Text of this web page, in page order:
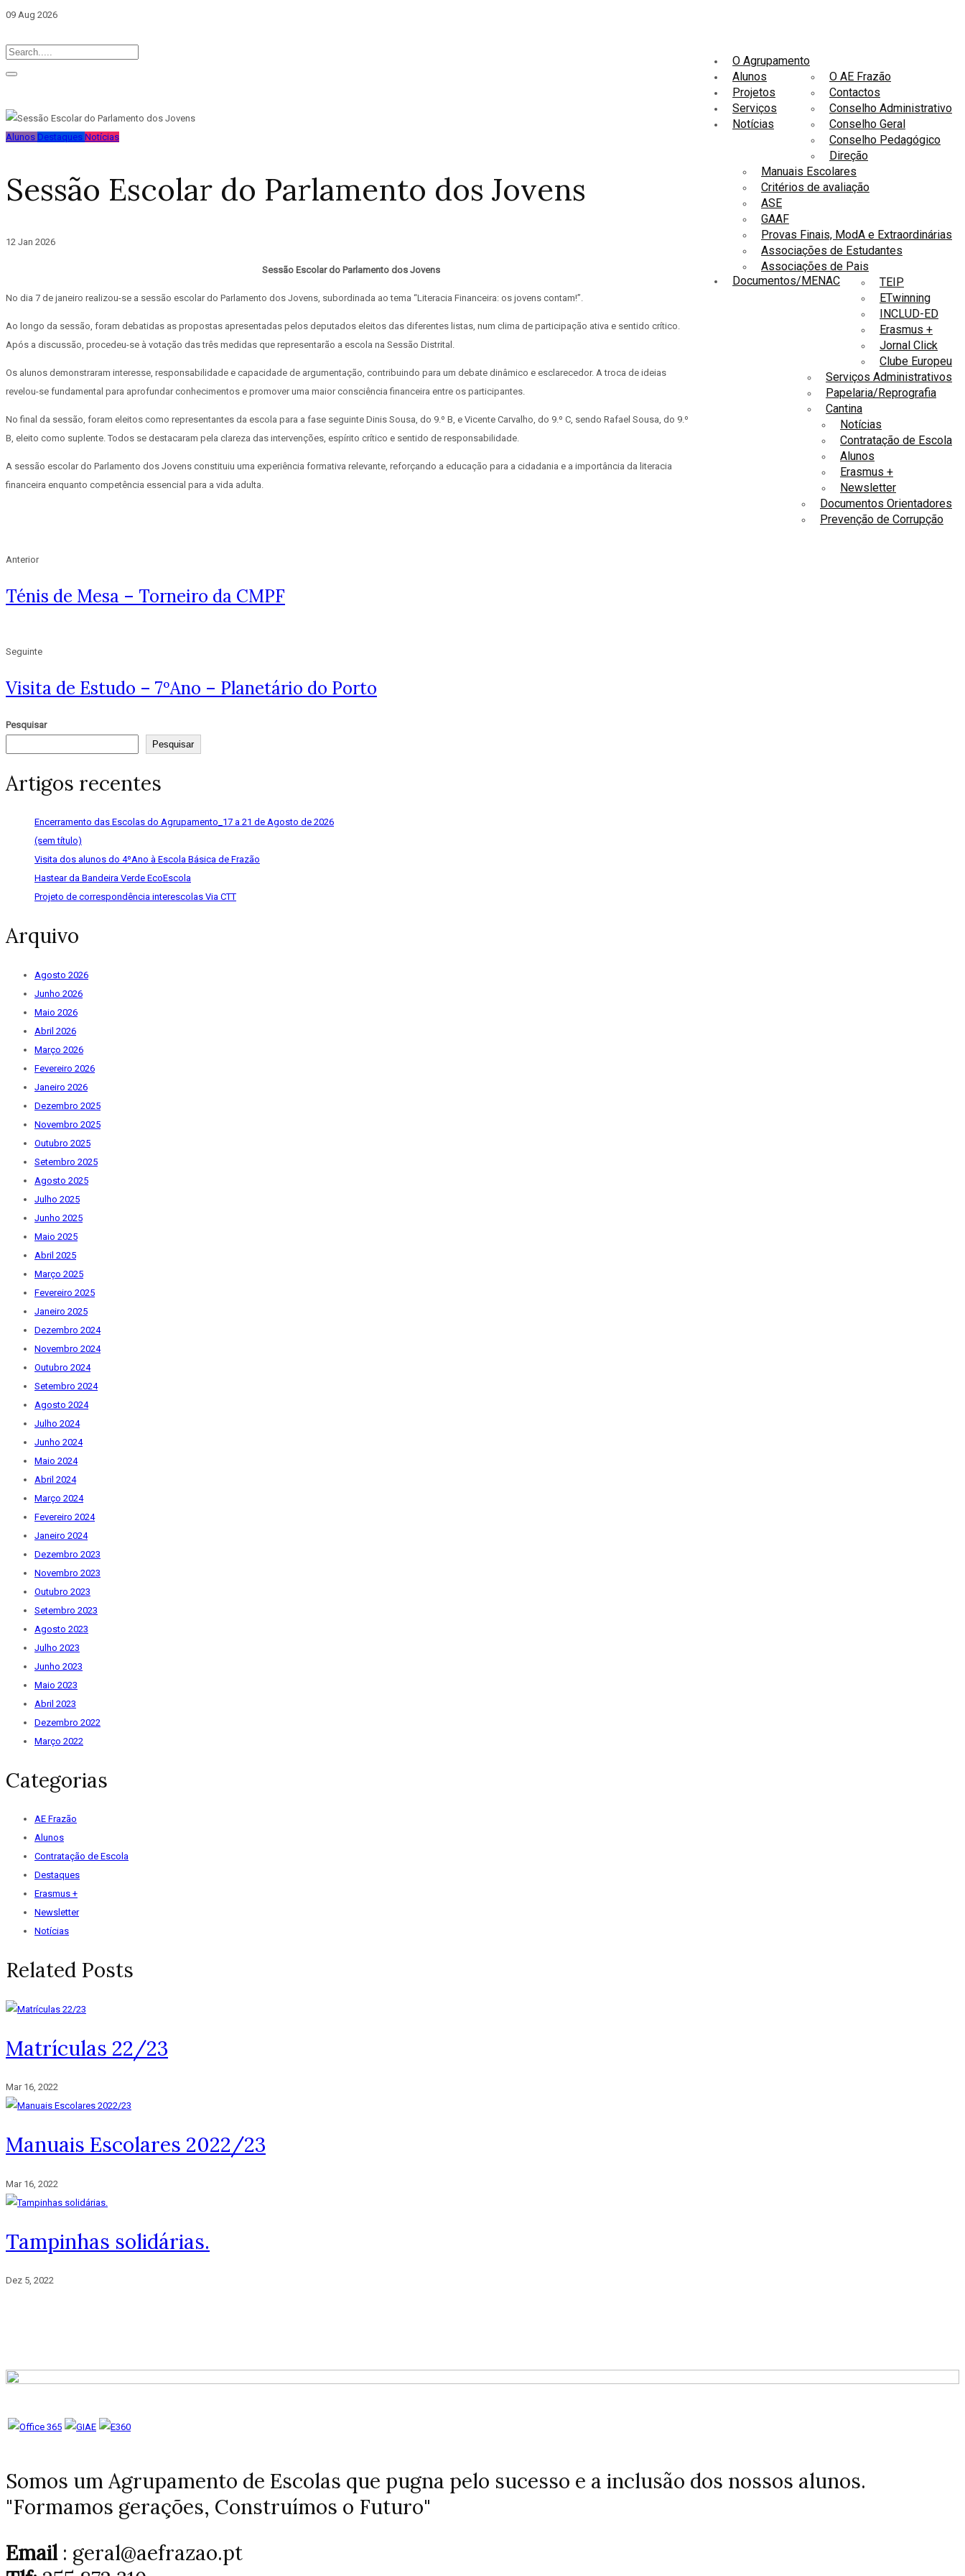
09 Aug 2026
O Agrupamento
O AE Frazão
Contactos
Conselho Administrativo
Conselho Geral
Conselho Pedagógico
Direção
Alunos
Manuais Escolares
Critérios de avaliação
ASE
GAAF
Provas Finais, ModA e Extraordinárias
Associações de Estudantes
Associações de Pais
Projetos
TEIP
ETwinning
INCLUD-ED
Erasmus +
Jornal Click
Clube Europeu
Serviços
Serviços Administrativos
Papelaria/Reprografia
Cantina
Notícias
Notícias
Contratação de Escola
Alunos
Erasmus +
Newsletter
Documentos/MENAC
Documentos Orientadores
Prevenção de Corrupção
Alunos Destaques Notícias
Sessão Escolar do Parlamento dos Jovens
12 Jan 2026
Sessão Escolar do Parlamento dos Jovens
No dia 7 de janeiro realizou-se a sessão escolar do Parlamento dos Jovens, subordinada ao tema “Literacia Financeira: os jovens contam!”.
Ao longo da sessão, foram debatidas as propostas apresentadas pelos deputados eleitos das diferentes listas, num clima de participação ativa e sentido crítico.
Após a discussão, procedeu-se à votação das três medidas que representarão a escola na Sessão Distrital.
Os alunos demonstraram interesse, responsabilidade e capacidade de argumentação, contribuindo para um debate dinâmico e esclarecedor. A troca de ideias
revelou-se fundamental para aprofundar conhecimentos e promover uma maior consciência financeira entre os participantes.
No final da sessão, foram eleitos como representantes da escola para a fase seguinte Dinis Sousa, do 9.º B, e Vicente Carvalho, do 9.º C, sendo Rafael Sousa, do 9.º
B, eleito como suplente. Todos se destacaram pela clareza das intervenções, espírito crítico e sentido de responsabilidade.
A sessão escolar do Parlamento dos Jovens constituiu uma experiência formativa relevante, reforçando a educação para a cidadania e a importância da literacia
financeira enquanto competência essencial para a vida adulta.
Anterior
Ténis de Mesa – Torneiro da CMPF
Seguinte
Visita de Estudo – 7ºAno – Planetário do Porto
Pesquisar
Pesquisar
Artigos recentes
Encerramento das Escolas do Agrupamento_17 a 21 de Agosto de 2026
(sem título)
Visita dos alunos do 4ºAno à Escola Básica de Frazão
Hastear da Bandeira Verde EcoEscola
Projeto de correspondência interescolas Via CTT
Arquivo
Agosto 2026
Junho 2026
Maio 2026
Abril 2026
Março 2026
Fevereiro 2026
Janeiro 2026
Dezembro 2025
Novembro 2025
Outubro 2025
Setembro 2025
Agosto 2025
Julho 2025
Junho 2025
Maio 2025
Abril 2025
Março 2025
Fevereiro 2025
Janeiro 2025
Dezembro 2024
Novembro 2024
Outubro 2024
Setembro 2024
Agosto 2024
Julho 2024
Junho 2024
Maio 2024
Abril 2024
Março 2024
Fevereiro 2024
Janeiro 2024
Dezembro 2023
Novembro 2023
Outubro 2023
Setembro 2023
Agosto 2023
Julho 2023
Junho 2023
Maio 2023
Abril 2023
Dezembro 2022
Março 2022
Categorias
AE Frazão
Alunos
Contratação de Escola
Destaques
Erasmus +
Newsletter
Notícias
Related Posts
Matrículas 22/23
Mar 16, 2022
Manuais Escolares 2022/23
Mar 16, 2022
Tampinhas solidárias.
Dez 5, 2022
Somos um Agrupamento de Escolas que pugna pelo sucesso e a inclusão dos nossos alunos.
"Formamos gerações, Construímos o Futuro"
Email: geral@aefrazao.pt